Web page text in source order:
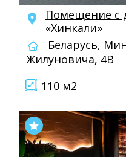
Помещение с
«Хинкали»
Беларусь,
Жилуновича, 4В
110 м2